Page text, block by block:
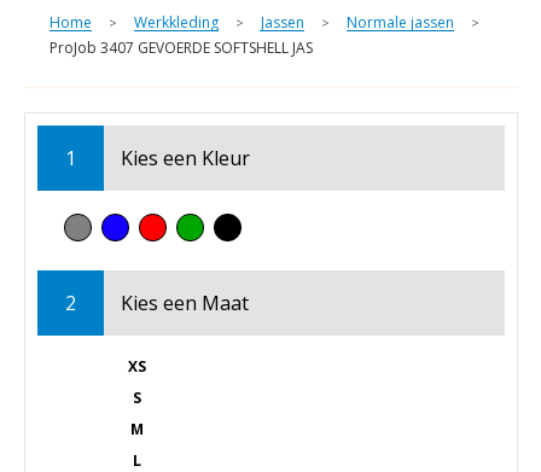
Home > Werkkleding > Jassen > Normale jassen >
ProJob 3407 GEVOERDE SOFTSHELL JAS
1 Kies een Kleur
2 Kies een Maat
XS
S
M
L